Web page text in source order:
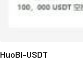
HuoBi-USDT